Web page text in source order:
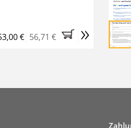
MwSt. und
das Abonnement endet
€ 56,71 € »